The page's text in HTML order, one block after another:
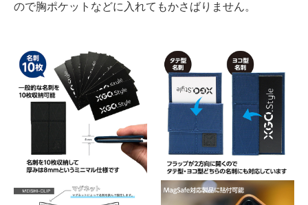
ので胸ポケットなどに入れてもかさばりません。